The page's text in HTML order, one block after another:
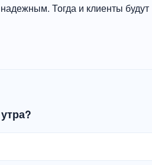
Тогда и клиенты будут